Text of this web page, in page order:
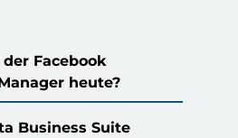
Facebook
heute?
Business Suite